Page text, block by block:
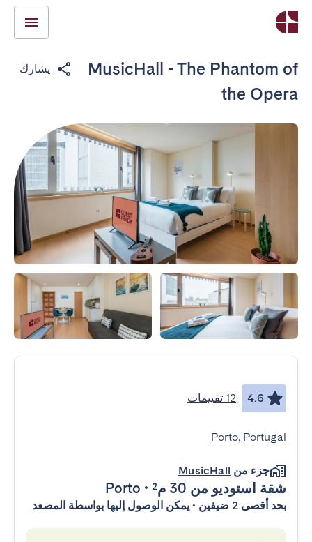
MusicHall - The Phantom of
the Opera
يشارك
4.6 12 تقييمات
Porto, Portugal
جزء من MusicHall
شقة استوديو من 30 م² •
Porto
بحد أقصى 2 ضيفين • يمكن الوصول إليها بواسطة المصعد